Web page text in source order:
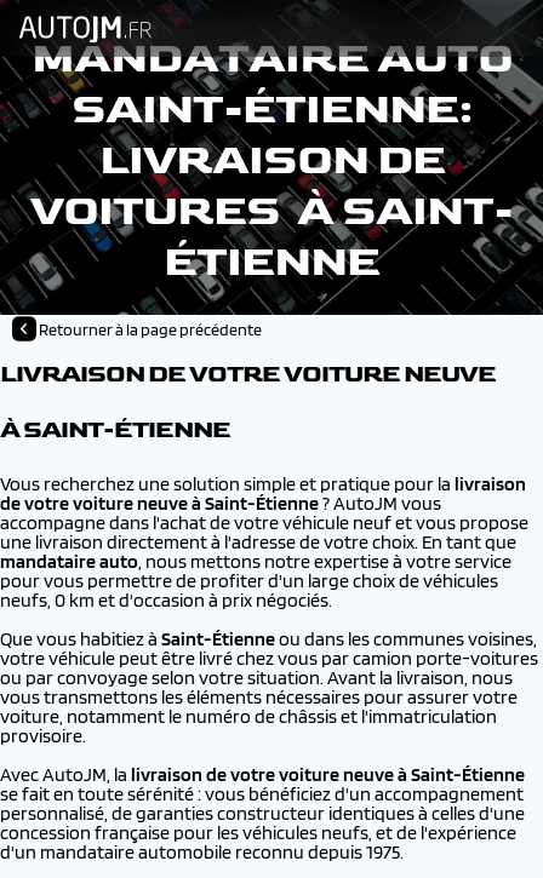
MANDATAIRE AUTO
SAINT-ÉTIENNE:
LIVRAISON DE
VOITURES À SAINT-
ÉTIENNE
Retourner à la page précédente
LIVRAISON DE VOTRE VOITURE NEUVE
À SAINT-ÉTIENNE
Vous recherchez une solution simple et pratique pour la livraison
de votre voiture neuve à Saint-Étienne? AutoJM vous
accompagne dans l'achat de votre véhicule neuf et vous propose
une livraison directement à l'adresse de votre choix. En tant que
mandataire auto, nous mettons notre expertise à votre service
pour vous permettre de profiter d'un large choix de véhicules
neufs, 0 km et d'occasion à prix négociés.
Que vous habitiez à Saint-Étienneou dans les communes voisines,
votre véhicule peut être livré chez vous par camion porte-voitures
ou par convoyage selon votre situation. Avant la livraison, nous
vous transmettons les éléments nécessaires pour assurer votre
voiture, notamment le numéro de châssis et l'immatriculation
provisoire.
Avec AutoJM, la livraison de votre voiture neuve à Saint-Étienne
se fait en toute sérénité : vous bénéficiez d'un accompagnement
personnalisé, de garanties constructeur identiques à celles d'une
concession française pour les véhicules neufs, et de l'expérience
d'un mandataire automobile reconnu depuis 1975.